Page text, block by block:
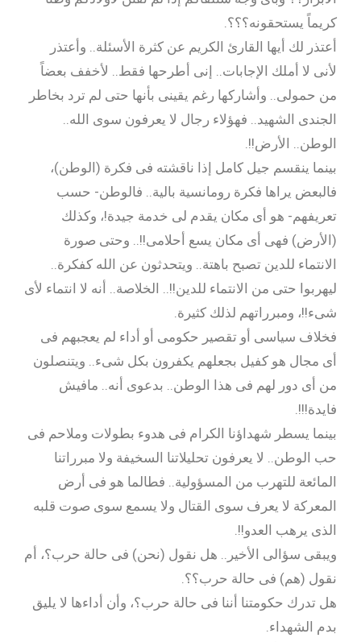
كريماً يستحقونه؟؟؟.
أعتذر لك أيها القارئ الكريم عن كثرة الأسئلة.. وأعتذر
لأنى لا أملك الإجابات.. إنى أطرحها فقط.. لأخفف بعضاً
من حمولى.. وأشاركها رغم يقينى بأنها حتى لم ترد بخاطر
الجندى الشهيد.. فهؤلاء رجال لا يعرفون سوى الله..
الوطن.. الأرض!!.
بينما ينقسم جيل كامل إذا ناقشته فى فكرة (الوطن)،
فالبعض يراها فكرة رومانسية بالية.. فالوطن- حسب
تعريفهم- هو أى مكان يقدم لى خدمة جيدة!، وكذلك
(الأرض) فهى أى مكان يسع أحلامى!!.. وحتى صورة
الانتماء للدين تصبح باهتة.. ويتحدثون عن الله كفكرة..
ليهربوا حتى من الانتماء للدين!!.. الخلاصة.. أنه لا انتماء لأى
شىء!!، ومبرراتهم لذلك كثيرة.
فخلاف سياسى أو تقصير حكومى أو أداء لم يعجبهم فى
أى مجال هو كفيل بجعلهم يكفرون بكل شىء.. ويتنصلون
من أى دور لهم فى هذا الوطن.. بدعوى أنه.. مافيش
فايدة!!!.
بينما يسطر شهداؤنا الكرام فى هدوء بطولات وملاحم فى
حب الوطن.. لا يعرفون تحليلاتنا السخيفة ولا مبرراتنا
المائعة للتهرب من المسؤولية.. فطالما هو فى أرض
المعركة لا يعرف سوى القتال ولا يسمع سوى صوت قلبه
الذى يرهب العدو!!.
ويبقى سؤالى الأخير.. هل نقول (نحن) فى حالة حرب؟، أم
نقول (هم) فى حالة حرب؟؟.
هل تدرك حكومتنا أننا فى حالة حرب؟، وأن أداءها لا يليق
بدم الشهداء.